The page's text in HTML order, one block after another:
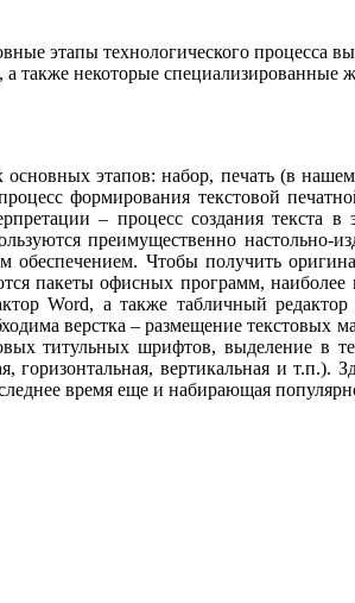
этапы технологического процесса
также некоторые специализированные
основных этапов: набор, печать (в
формирования текстовой
– процесс создания текста
преимущественно настольно-
Чтобы получить
пакеты офисных программ, наиболее
Word, а также табличный
верстка – размещение текстовых
титульных шрифтов, выделение в
горизонтальная, вертикальная и т.п.).
время еще и набирающая